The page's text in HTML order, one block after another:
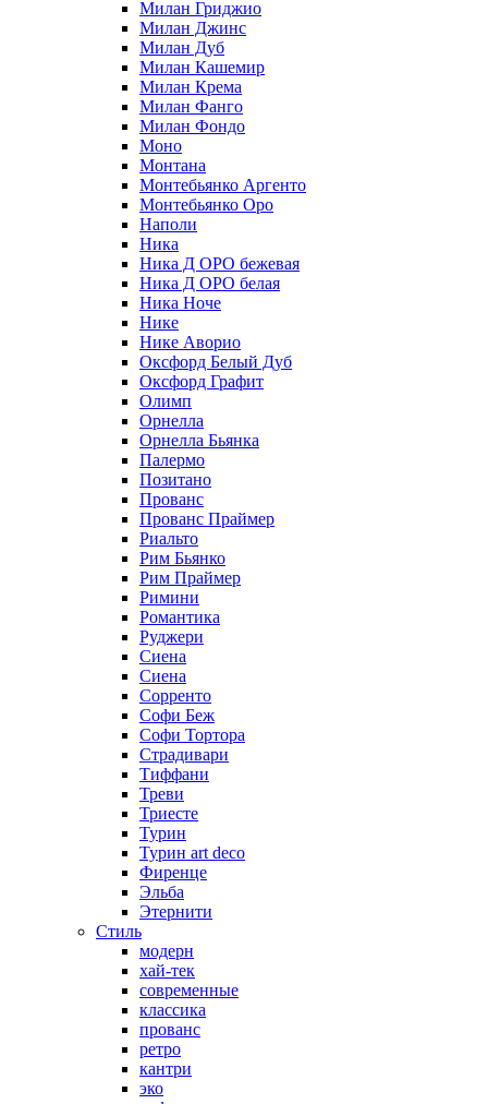
Милан Гриджио
Милан Джинс
Милан Дуб
Милан Кашемир
Милан Крема
Милан Фанго
Милан Фондо
Моно
Монтана
Монтебьянко Аргенто
Монтебьянко Оро
Наполи
Ника
Ника Д ОРО бежевая
Ника Д ОРО белая
Ника Ноче
Нике
Нике Аворио
Оксфорд Белый Дуб
Оксфорд Графит
Олимп
Орнелла
Орнелла Бьянка
Палермо
Позитано
Прованс
Прованс Праймер
Риальто
Рим Бьянко
Рим Праймер
Римини
Романтика
Руджери
Сиена
Сиена
Сорренто
Софи Беж
Софи Тортора
Страдивари
Тиффани
Треви
Триесте
Турин
Турин art deco
Фиренце
Эльба
Этернити
Стиль
модерн
хай-тек
современные
классика
прованс
ретро
кантри
эко